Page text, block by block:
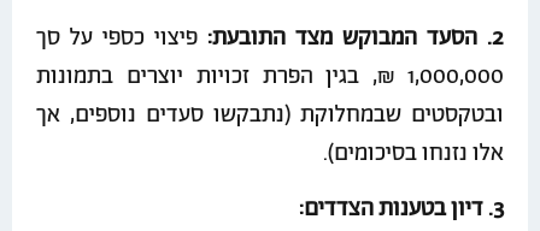
2. הסעד המבוקש מצד התובעת:
פיצוי כספי על סך
1,000,000 ₪, בגין הפרת זכויות יוצרים בתמונות
ובטקסטים שבמחלוקת (נתבקשו סעדים נוספים, אך
אלו נזנחו בסיכומים).
3. דיון בטענות הצדדים: